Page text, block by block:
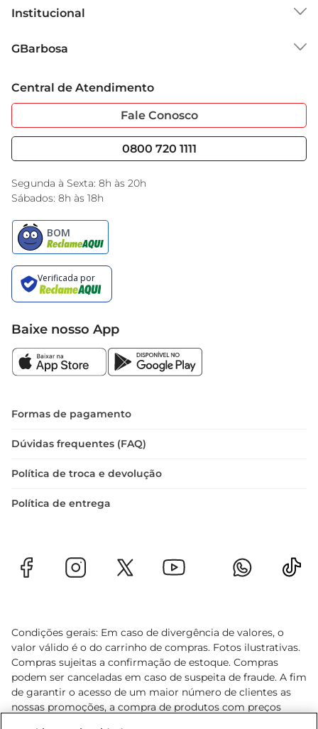
Institucional
Grupo Cencosud
Sobre Privacidade
Portal do Fornecedo
Nossas Lojas
GBarbosa
Garantia Estendida
Serviços
Black Friday
Encarte do Dia
Central de Atendimento
Fale Conosco
0800 720 1111
Segunda à Sexta: 8h às 20h
Sábados: 8h às 18h
Baixe nosso App
Formas de pagamento
Dúvidas frequentes (FAQ)
Política de troca e devolução
Política de entrega
Condições gerais: Em caso de divergência de valores, o
valor válido é o do carrinho de compras. Fotos ilustrativas.
Compras sujeitas a confirmação de estoque. Compras
podem ser canceladas em caso de suspeita de fraude. A fim
de garantir o acesso de um maior número de clientes as
nossas promoções, a compra de produtos com preços